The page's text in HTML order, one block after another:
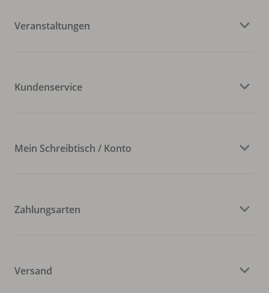
Veranstaltungen
Kundenservice
Mein Schreibtisch / Konto
Zahlungsarten
Versand